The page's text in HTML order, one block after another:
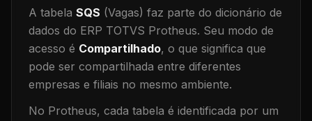
A tabela SQS (Vagas) faz parte do dicionário de
dados do ERP TOTVS Protheus. Seu modo de
acesso é Compartilhado, o que significa que
pode ser compartilhada entre diferentes
empresas e filiais no mesmo ambiente.
No Protheus, cada tabela é identificada por um